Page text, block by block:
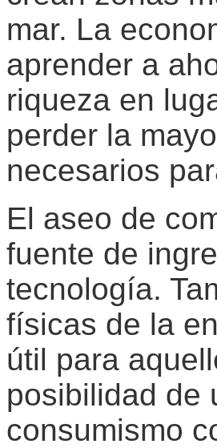
mar. La
aprender a
riqueza en
perder la
necesarios
El aseo de
fuente de
tecnología.
físicas de la
útil para
posibilidad de
consumismo